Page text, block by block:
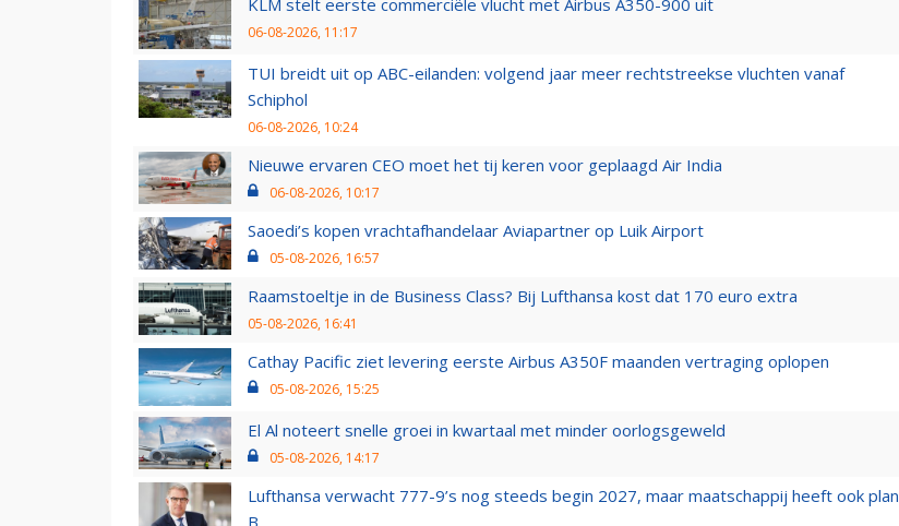
06-08-2026, 11:17
TUI breidt uit op ABC-eilanden: volgend jaar meer rechtstreekse vluchten vanaf
Schiphol
06-08-2026, 10:24
Nieuwe ervaren CEO moet het tij keren voor geplaagd Air India
06-08-2026, 10:17
Saoedi’s kopen vrachtafhandelaar Aviapartner op Luik Airport
05-08-2026, 16:57
Raamstoeltje in de Business Class? Bij Lufthansa kost dat 170 euro extra
05-08-2026, 16:41
Cathay Pacific ziet levering eerste Airbus A350F maanden vertraging oplopen
05-08-2026, 15:25
El Al noteert snelle groei in kwartaal met minder oorlogsgeweld
05-08-2026, 14:17
Lufthansa verwacht 777-9’s nog steeds begin 2027, maar maatschappij heeft ook plan